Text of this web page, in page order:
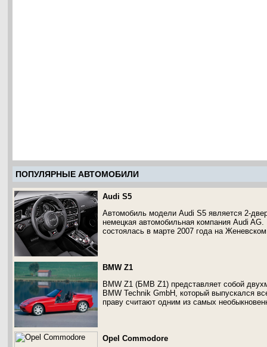
ПОПУЛЯРНЫЕ АВТОМОБИЛИ
Audi S5
Автомобиль модели Audi S5 является 2-
немецкая автомобильная компания Audi
состоялась в марте 2007 года на
BMW Z1
BMW Z1 (БМВ Z1) представляет собой
BMW Technik GmbH, который выпускался
праву считают одним из самых
Opel Commodore